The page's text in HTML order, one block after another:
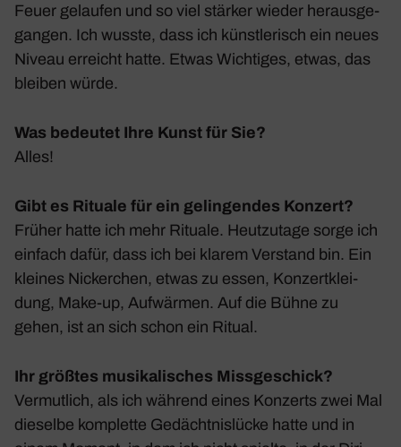
Feuer gelaufen und so viel stärker wieder heraus­ge­
gangen. Ich wusste, dass ich künst­le­risch ein neues
Niveau erreicht hatte. Etwas Wich­tiges, etwas, das
bleiben würde.
Was bedeutet Ihre Kunst für Sie?
Alles!
Gibt es Rituale für ein gelingendes Konzert?
Früher hatte ich mehr Rituale. Heut­zu­tage sorge ich
einfach dafür, dass ich bei klarem Verstand bin. Ein
kleines Nicker­chen, etwas zu essen, Konzert­klei­
dung, Make-up, Aufwärmen. Auf die Bühne zu
gehen, ist an sich schon ein Ritual.
Ihr größtes musikalisches Missgeschick?
Vermut­lich, als ich während eines Konzerts zwei Mal
dieselbe komplette Gedächt­nis­lücke hatte und in